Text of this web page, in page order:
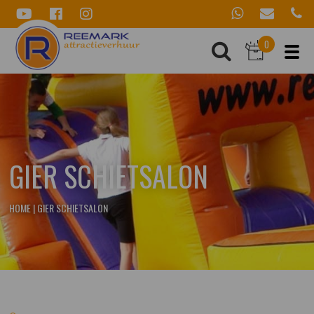
0
GIER SCHIETSALON
HOME|GIER SCHIETSALON